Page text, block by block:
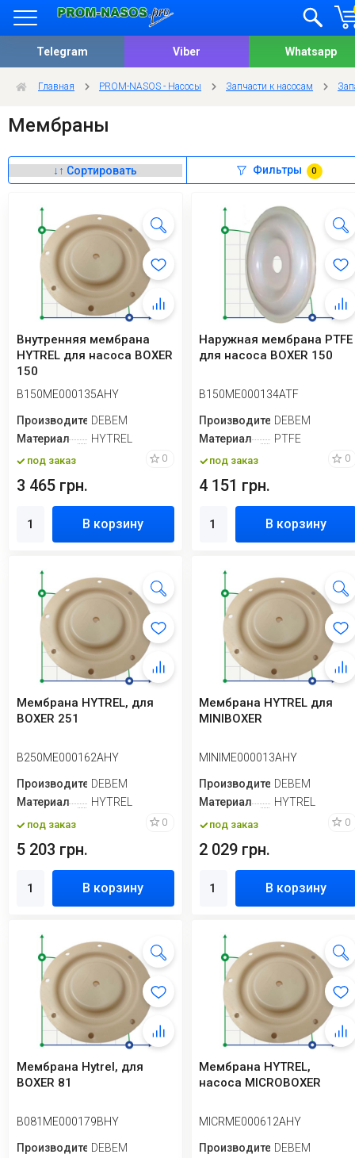
Telegram Viber Whatsapp
Главная PROM-NASOS - Насосы Запчасти к насосам
Мембраны
Фильтры 0
Внутренняя мембрана
HYTREL для насоса BOXER
150
B150ME000135AHY
ПроизводительDEBEM
Материал
HYTREL
под заказ 0
3 465 грн.
В корзину
Наружная мембрана PTFE
для насоса BOXER 150
B150ME000134ATF
ПроизводительDEBEM
Материал
PTFE
под заказ 0
4 151 грн.
В корзину
Мембрана HYTREL, для
BOXER 251
B250ME000162AHY
ПроизводительDEBEM
Материал
HYTREL
под заказ 0
5 203 грн.
В корзину
Мембрана HYTREL для
MINIBOXER
MINIME000013AHY
ПроизводительDEBEM
Материал
HYTREL
под заказ 0
2 029 грн.
В корзину
Мембрана Hytrel, для
BOXER 81
B081ME000179BHY
ПроизводительDEBEM
Мембрана HYTREL,
насоса MICROBOXER
MICRME000612AHY
ПроизводительDEBEM